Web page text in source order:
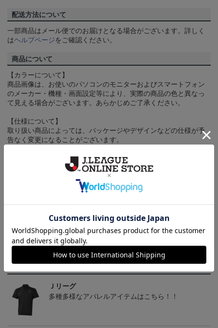
配送方法について
一部商品はメール便でのお届けとなる場合がございます。詳しく
はヘルプページをご確認ください。
商品について
【カラーについて】
商品画像は、お使いのパソコンのモニターおよびスマートフォン
のメーカー・機種・画面設定等により、実際の商品の色と異なっ
て見える場合がございます。あらかじめご了承ください。
【仕様について】
取り扱い商品によっては、パッケージやデザインなどの仕様が予
告なく変更になることがございます。
ギフト対応について
トピックス
Ｊリーグ
多種多様なアパレルアイテムはこちら！！